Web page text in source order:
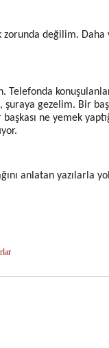
zorunda değilim. Daha
Telefonda
gezelim. Bir
ne yemek
anlatan yazılarla